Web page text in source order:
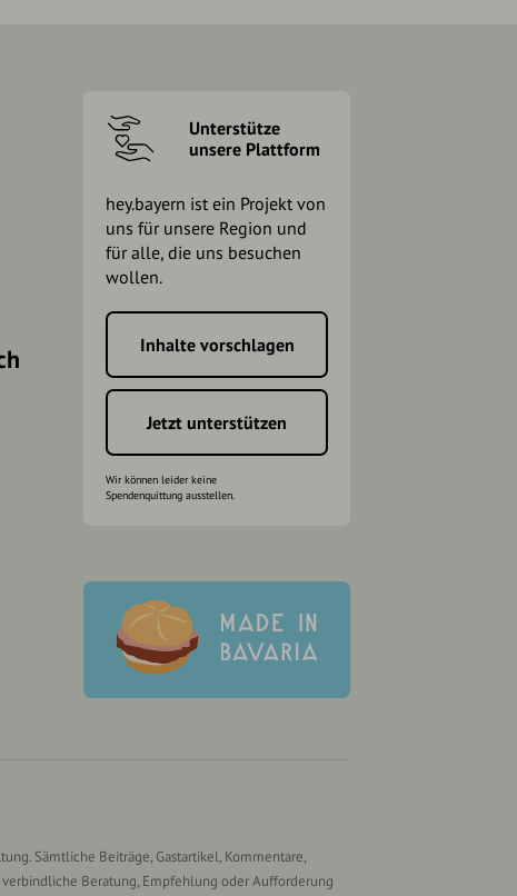
Unterstütze
unsere Plattform
hey.bayern ist ein Projekt von
uns für unsere Region und
für alle, die uns besuchen
wollen.
Inhalte vorschlagen
Jetzt unterstützen
Wir können leider keine
Spendenquittung ausstellen.
Sämtliche Beiträge, Gastartikel, Kommentare,
Beratung, Empfehlung oder Aufforderung